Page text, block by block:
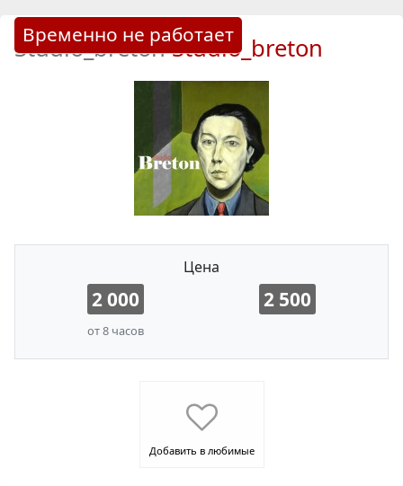
Studio_bretonStudio_breton
Временно не работает
Цена
2 000
от 8 часов
2 500
Добавить в любимые